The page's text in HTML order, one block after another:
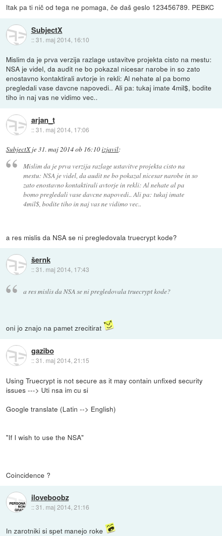
Itak pa ti nič od tega ne pomaga, če daš geslo 123456789. PEBKC
SubjectX
::31. maj 2014, 16:10
Mislim da je prva verzija razlage ustavitve projekta cisto na mestu:
NSA je videl, da audit ne bo pokazal nicesar narobe in so zato
enostavno kontaktirali avtorje in rekli: Al nehate al pa bomo
pregledali vase davcne napovedi.. Ali pa: tukaj imate 4mil$, bodite
tiho in naj vas ne vidimo vec..
arjan_t
::31. maj 2014, 17:06
SubjectXje31. maj 2014 ob 16:10izjavil:
Mislim da je prva verzija razlage ustavitve projekta cisto na
mestu: NSA je videl, da audit ne bo pokazal nicesar narobe in so
zato enostavno kontaktirali avtorje in rekli: Al nehate al pa
bomo pregledali vase davcne napovedi.. Ali pa: tukaj imate
4mil$, bodite tiho in naj vas ne vidimo vec..
a res mislis da NSA se ni pregledovala truecrypt kode?
šernk
::31. maj 2014, 17:43
a res mislis da NSA se ni pregledovala truecrypt kode?
oni jo znajo na pamet zrecitirat
gazibo
::31. maj 2014, 21:15
Using Truecrypt is not secure as it may contain unfixed security
issues ---> Uti nsa im cu si
Google translate (Latin --> English)
"If I wish to use the NSA"
Coincidence ?
iloveboobz
::31. maj 2014, 21:16
In zarotniki si spet manejo roke